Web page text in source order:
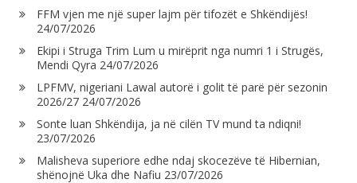
FFM vjen me një super lajm për tifozët e Shkëndijës!
24/07/2026
Ekipi i Struga Trim Lum u mirëprit nga numri 1 i Strugës,
Mendi Qyra 24/07/2026
LPFMV, nigeriani Lawal autorë i golit të parë për sezonin
2026/27 24/07/2026
Sonte luan Shkëndija, ja në cilën TV mund ta ndiqni!
23/07/2026
Malisheva superiore edhe ndaj skocezëve të Hibernian,
shënojnë Uka dhe Nafiu 23/07/2026